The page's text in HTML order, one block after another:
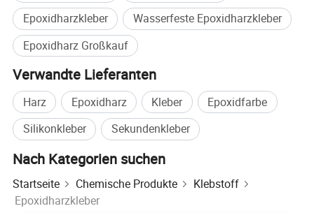
Epoxidharzkleber
Wasserfeste Epoxidharzkleber
Epoxidharz Großkauf
Verwandte Lieferanten
Harz Epoxidharz Kleber
Epoxidfarbe
Silikonkleber
Sekundenkleber
Nach Kategorien suchen
Startseite Chemische Produkte
Klebstoff
Epoxidharzkleber